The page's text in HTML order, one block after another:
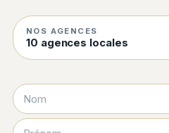
NOS AGENCES
10 agences locales